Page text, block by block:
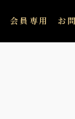
会員専用 お